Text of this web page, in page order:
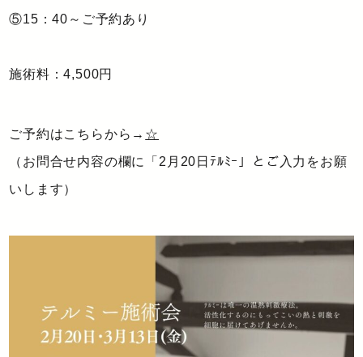
⑤15：40～ご予約あり
施術料：4,500円
ご予約はこちらから→ ☆
（お問合せ内容の欄に「2月20日ﾃﾙﾐｰ」とご入力をお願
いします）